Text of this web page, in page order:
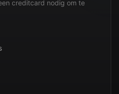
creditcard nodig om te